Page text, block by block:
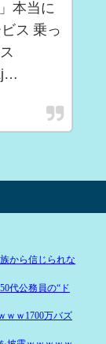
本当に
ス 乗っ